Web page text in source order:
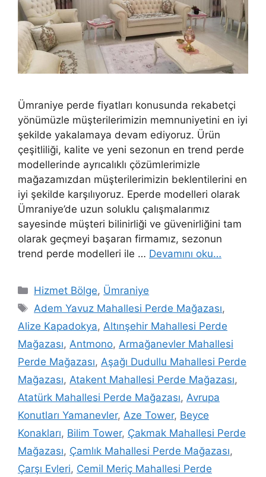
Ümraniye perde fiyatları konusunda rekabetçi
yönümüzle müşterilerimizin memnuniyetini en iyi
şekilde yakalamaya devam ediyoruz. Ürün
çeşitliliği, kalite ve yeni sezonun en trend perde
modellerinde ayrıcalıklı çözümlerimizle
mağazamızdan müşterilerimizin beklentilerini en
iyi şekilde karşılıyoruz. Eperde modelleri olarak
Ümraniye’de uzun soluklu çalışmalarımız
sayesinde müşteri bilinirliği ve güvenirliğini tam
olarak geçmeyi başaran firmamız, sezonun
trend perde modelleri ile … Devamını oku…
Hizmet Bölge, Ümraniye
Adem Yavuz Mahallesi Perde Mağazası,
Alize Kapadokya, Altınşehir Mahallesi Perde
Mağazası, Antmono, Armağanevler Mahallesi
Perde Mağazası, Aşağı Dudullu Mahallesi Perde
Mağazası, Atakent Mahallesi Perde Mağazası,
Atatürk Mahallesi Perde Mağazası, Avrupa
Konutları Yamanevler, Aze Tower, Beyce
Konakları, Bilim Tower, Çakmak Mahallesi Perde
Mağazası, Çamlık Mahallesi Perde Mağazası,
Çarşı Evleri, Cemil Meriç Mahallesi Perde